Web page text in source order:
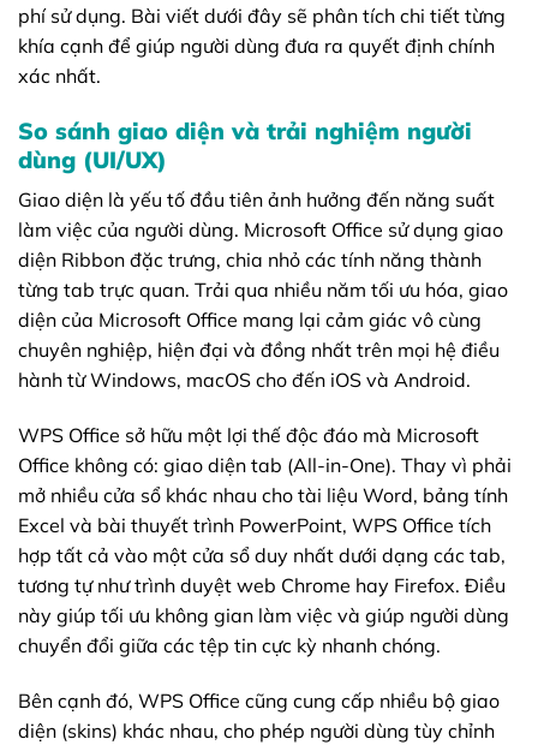
phí sử dụng. Bài viết dưới đây sẽ phân tích chi tiết từng
khía cạnh để giúp người dùng đưa ra quyết định chính
xác nhất.
So sánh giao diện và trải nghiệm người
dùng (UI/UX)
Giao diện là yếu tố đầu tiên ảnh hưởng đến năng suất
làm việc của người dùng. Microsoft Office sử dụng giao
diện Ribbon đặc trưng, chia nhỏ các tính năng thành
từng tab trực quan. Trải qua nhiều năm tối ưu hóa, giao
diện của Microsoft Office mang lại cảm giác vô cùng
chuyên nghiệp, hiện đại và đồng nhất trên mọi hệ điều
hành từ Windows, macOS cho đến iOS và Android.
WPS Office sở hữu một lợi thế độc đáo mà Microsoft
Office không có: giao diện tab (All-in-One). Thay vì phải
mở nhiều cửa sổ khác nhau cho tài liệu Word, bảng tính
Excel và bài thuyết trình PowerPoint, WPS Office tích
hợp tất cả vào một cửa sổ duy nhất dưới dạng các tab,
tương tự như trình duyệt web Chrome hay Firefox. Điều
này giúp tối ưu không gian làm việc và giúp người dùng
chuyển đổi giữa các tệp tin cực kỳ nhanh chóng.
Bên cạnh đó, WPS Office cũng cung cấp nhiều bộ giao
diện (skins) khác nhau, cho phép người dùng tùy chỉnh